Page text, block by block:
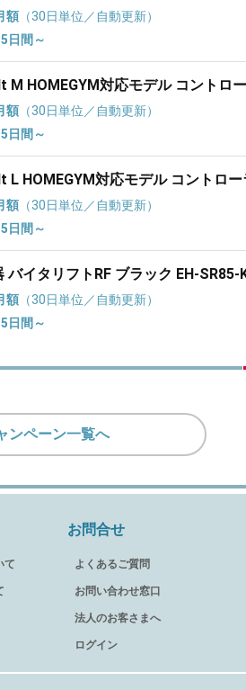
額 （30日単位／自動更新）
日間～
HOMEGYM対応モデル コントロ
額 （30日単位／自動更新）
日間～
HOMEGYM対応モデル コントロー
額 （30日単位／自動更新）
日間～
イタリフトRF ブラック EH-SR85-
額 （30日単位／自動更新）
日間～
ンペーン一覧へ
て
お問合せ
よくあるご質問
お問い合わせ窓口
法人のお客さまへ
ログイン